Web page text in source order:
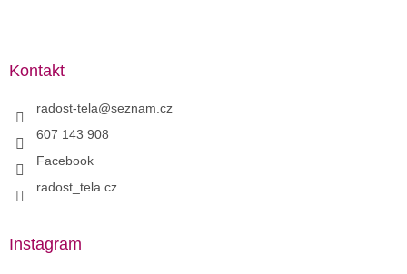
Kontakt
radost-tela@seznam.cz
607 143 908
Facebook
radost_tela.cz
Instagram